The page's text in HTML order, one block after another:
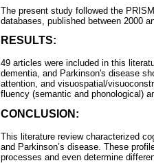
The present study followed the
databases, published between 2000
RESULTS:
49 articles were included in this
dementia, and Parkinson's disease
attention, and visuospatial/
fluency (semantic and phonological)
CONCLUSION:
This literature review characterized
and Parkinson’s disease. These
processes and even determine